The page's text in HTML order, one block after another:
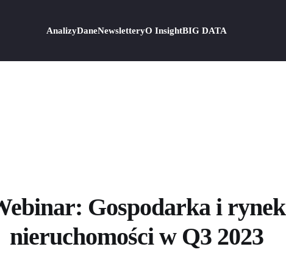
AnalizyDaneNewsletteryO InsightBIG DATA
Gospodarka i rynek
nieruchomości w Q3 2023